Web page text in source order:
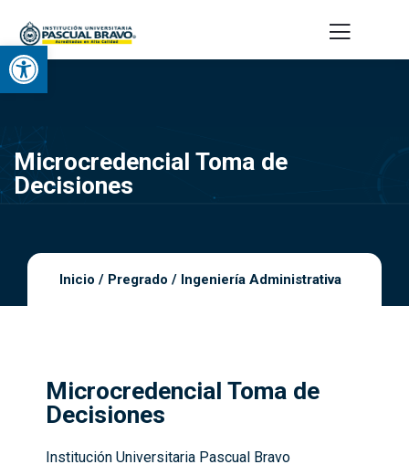
Abrir barra de herramientas
Microcredencial Toma de
Decisiones
Inicio / Pregrado / Ingeniería Administrativa
Microcredencial Toma de
Decisiones
Institución Universitaria Pascual Bravo